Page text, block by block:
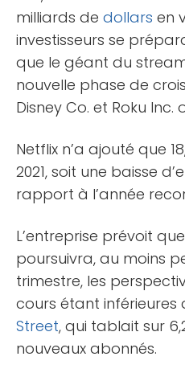
milliards de dollars en
investisseurs se
que le géant du
nouvelle phase de
Disney Co. et Roku
Netflix n’a ajouté que
2021, soit une baisse
rapport à l’année
L’entreprise prévoit
poursuivra, au moins
trimestre, les
cours étant inférieures
Street, qui tablait sur
nouveaux abonnés.